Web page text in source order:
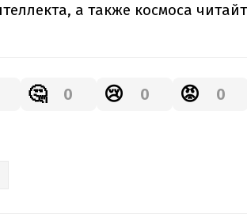
а также космоса
🤔 0 😢 0 😡 0